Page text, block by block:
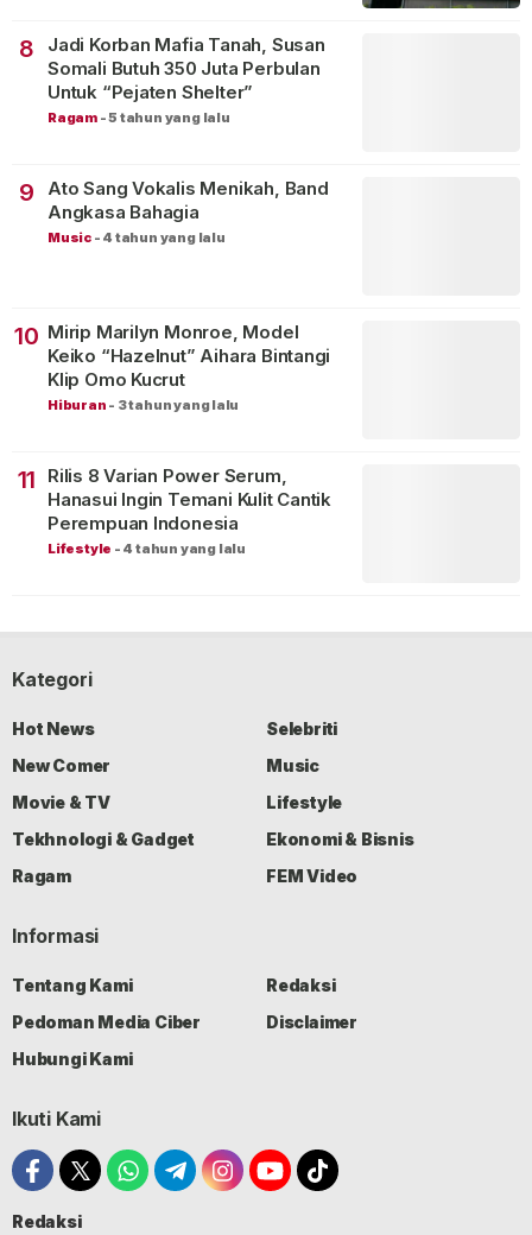
8
Jadi Korban Mafia Tanah, Susan
Somali Butuh 350 Juta Perbulan
Untuk “Pejaten Shelter”
Ragam -5 tahun yang lalu
9
Ato Sang Vokalis Menikah, Band
Angkasa Bahagia
Music - 4 tahun yang lalu
10 Mirip Marilyn Monroe, Model
Keiko “Hazelnut” Aihara Bintangi
Klip Omo Kucrut
Hiburan - 3 tahun yang lalu
11
Rilis 8 Varian Power Serum,
Hanasui Ingin Temani Kulit Cantik
Perempuan Indonesia
Lifestyle - 4 tahun yang lalu
Kategori
Hot News
Selebriti
New Comer
Music
Movie & TV
Lifestyle
Tekhnologi & Gadget
Ekonomi & Bisnis
Ragam
FEM Video
Informasi
Tentang Kami
Redaksi
Pedoman Media Ciber
Disclaimer
Hubungi Kami
Ikuti Kami
Redaksi